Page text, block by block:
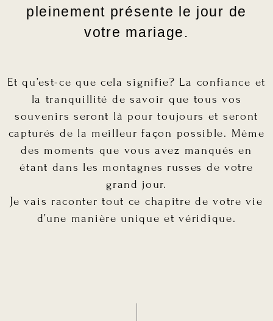
pleinement présente le jour de
votre mariage.
Et qu’est-ce que cela signifie? La confiance et
la tranquillité de savoir que tous vos
souvenirs seront là pour toujours et seront
capturés de la meilleur façon possible. Même
des moments que vous avez manqués en
étant dans les montagnes russes de votre
grand jour.
Je vais raconter tout ce chapitre de votre vie
d’une manière unique et véridique.